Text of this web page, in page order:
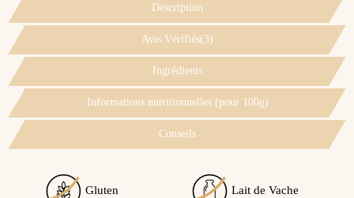
Description
Avis Vérifiés(3)
Ingrédients
Informations nutritionnelles (pour 100g)
Conseils
Gluten Lait de Vache